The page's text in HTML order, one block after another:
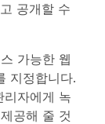
공개할 수
가능한 웹
지정합니다.
자에게 녹
공해 줄 것